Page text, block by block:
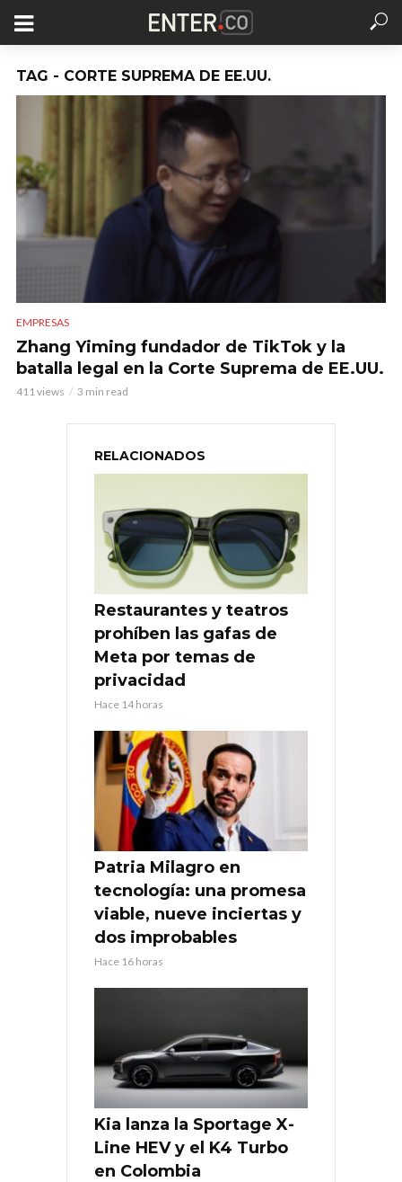
TAG - CORTE SUPREMA DE EE.UU.
EMPRESAS
Zhang Yiming fundador de TikTok y la
batalla legal en la Corte Suprema de EE.UU.
411 views 3 min read
RELACIONADOS
Restaurantes y teatros
prohíben las gafas de
Meta por temas de
privacidad
Hace 14 horas
Patria Milagro en
tecnología: una promesa
viable, nueve inciertas y
dos improbables
Hace 16 horas
Kia lanza la Sportage X-
Line HEV y el K4 Turbo
en Colombia